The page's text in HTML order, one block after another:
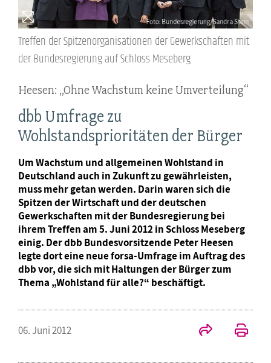
Treffen der Spitzenorganisationen der Gewerkschaften mit
der Bundesregierung auf Schloss Meseberg
Heesen: „Ohne Wachstum keine Umverteilung“
dbb Umfrage zu
Wohlstandsprioritäten der Bürger
Um Wachstum und allgemeinen Wohlstand in
Deutschland auch in Zukunft zu gewährleisten,
muss mehr getan werden. Darin waren sich die
Spitzen der Wirtschaft und der deutschen
Gewerkschaften mit der Bundesregierung bei
ihrem Treffen am 5. Juni 2012 in Schloss Meseberg
einig. Der dbb Bundesvorsitzende Peter Heesen
legte dort eine neue forsa-Umfrage im Auftrag des
dbb vor, die sich mit Haltungen der Bürger zum
Thema „Wohlstand für alle?“ beschäftigt.
06. Juni 2012